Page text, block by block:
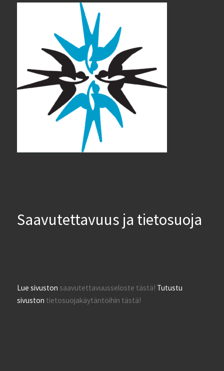
Saavutettavuus ja tietosuoja
Lue sivustonsaavutettavuusseloste tästä! Tutustu
sivuston tietosuojakäytäntöihin tästä!